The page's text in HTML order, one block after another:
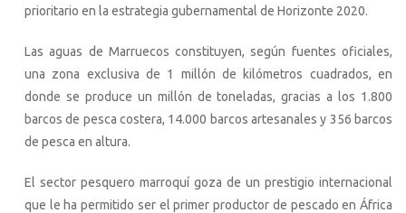
prioritario en la estrategia gubernamental de Horizonte 2020.
Las aguas de Marruecos constituyen, según fuentes oficiales,
una zona exclusiva de 1 millón de kilómetros cuadrados, en
donde se produce un millón de toneladas, gracias a los 1.800
barcos de pesca costera, 14.000 barcos artesanales y 356 barcos
de pesca en altura.
El sector pesquero marroquí goza de un prestigio internacional
que le ha permitido ser el primer productor de pescado en África